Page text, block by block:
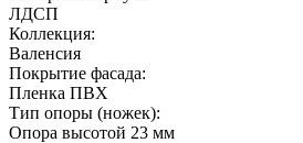
ЛДСП
Коллекция:
Валенсия
Покрытие фасада:
Пленка ПВХ
Тип опоры (ножек):
Опора высотой 23 мм